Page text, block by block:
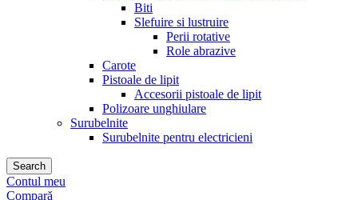
Biti
Slefuire si lustruire
Perii rotative
Role abrazive
Carote
Pistoale de lipit
Accesorii pistoale de lipit
Polizoare unghiulare
Surubelnite
Surubelnite pentru electricieni
Search
Contul meu
Compară